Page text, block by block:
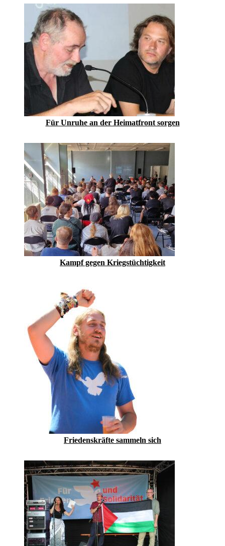
Für Unruhe an der Heimatfront sorgen
Kampf gegen Kriegstüchtigkeit
Friedenskräfte sammeln sich